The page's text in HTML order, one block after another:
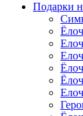
Подарки